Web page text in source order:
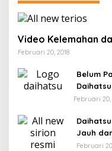
Video Kelemahan
Februari 20, 2018
Belum
Februari 20,
Jauh
Februari